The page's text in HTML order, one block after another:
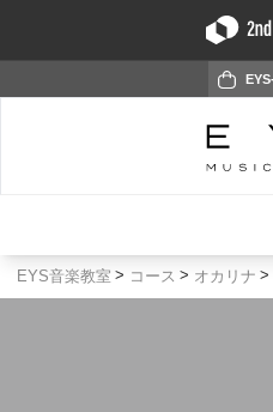
EYS音楽教室 コース オカリナ